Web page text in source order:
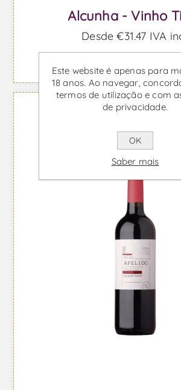
Alcunha - Vinho
Desde €31,47 IVA
Este website é apenas para
18 anos. Ao navegar,
termos de utilização e com
de privacidade.
OK
Saber mais